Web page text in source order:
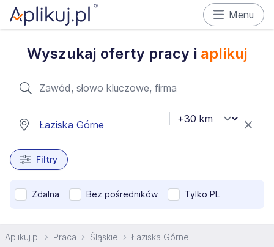
Menu
Wyszukaj oferty pracy i aplikuj
Filtry
Zdalna Bez pośredników Tylko PL
Aplikuj.pl Praca Śląskie Łaziska Górne